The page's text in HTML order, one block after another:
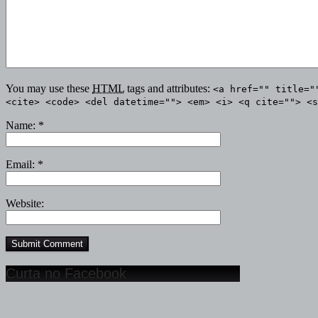
You may use these HTML tags and attributes: <a href=""
<cite> <code> <del datetime=""> <em> <i> <q cite="">
Name: *
Email: *
Website:
Curta no Facebook